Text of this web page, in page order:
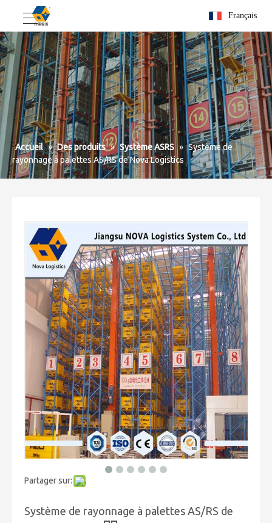
Français
Accueil » Des produits » Système ASRS » Système de
rayonnage à palettes AS/RS de Nova Logistics
Partager sur:
Système de rayonnage à palettes AS/RS de